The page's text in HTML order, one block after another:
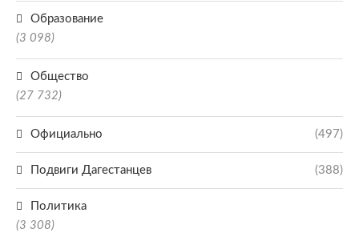
Образование
(3 098)
Общество
(27 732)
Официально (497)
Подвиги Дагестанцев (388)
Политика
(3 308)